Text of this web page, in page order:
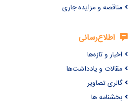
مناقصه و مزایده جاری
اطلاع‌رسانی
اخبار و تازه‌ها
مقالات و یادداشت‌ها
گالری تصاویر
بخشنامه ها